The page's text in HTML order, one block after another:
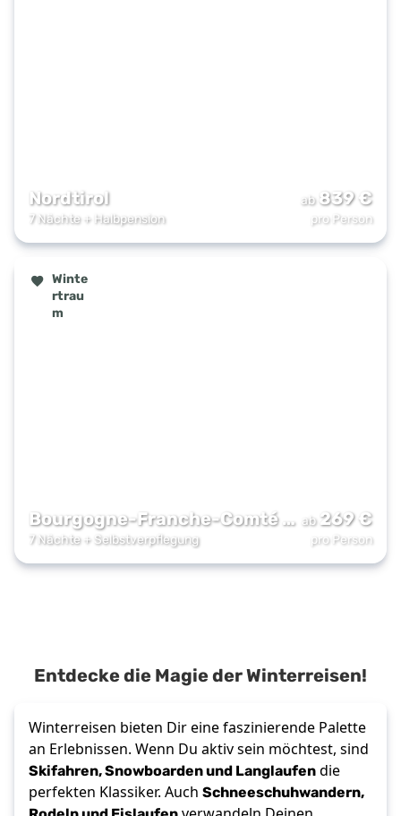
Nordtirol
7 Nächte+ Halbpension
ab 839€
pro Person
Winte
rtrau
m
Bourgogne-Franche-Comté (Bourgogne/Fran
7 Nächte+ Selbstverpflegung
ab 269€
pro Person
Entdecke die Magie der Winterreisen!
Winterreisen bieten Dir eine faszinierende Palette
an Erlebnissen. Wenn Du aktiv sein möchtest, sind
Skifahren, Snowboarden und Langlaufendie
perfekten Klassiker. Auch Schneeschuhwandern,